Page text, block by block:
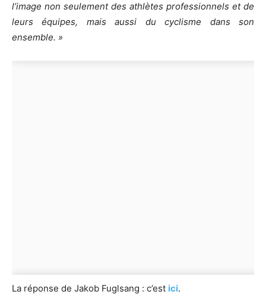
l’image non seulement des athlètes professionnels et de
leurs équipes, mais aussi du cyclisme dans son
ensemble. »
La réponse de Jakob Fuglsang : c’est ici.